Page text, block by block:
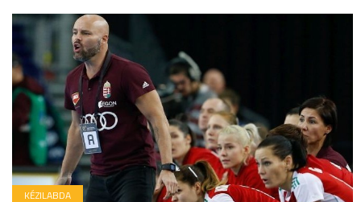
KÉZILABDA